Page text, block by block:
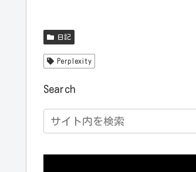
日記
Perplexity
Search